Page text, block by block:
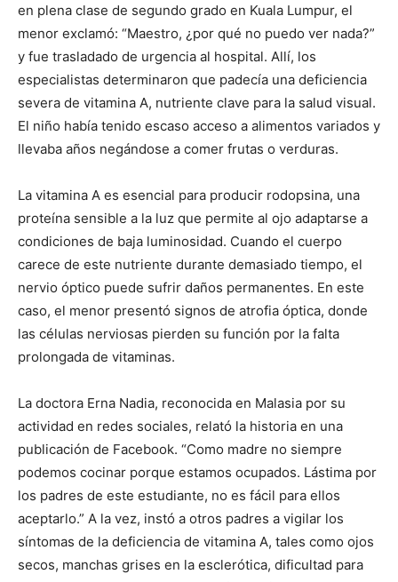
en plena clase de segundo grado en Kuala Lumpur, el
menor exclamó: “Maestro, ¿por qué no puedo ver nada?”
y fue trasladado de urgencia al hospital. Allí, los
especialistas determinaron que padecía una deficiencia
severa de vitamina A, nutriente clave para la salud visual.
El niño había tenido escaso acceso a alimentos variados y
llevaba años negándose a comer frutas o verduras.
La vitamina A es esencial para producir rodopsina, una
proteína sensible a la luz que permite al ojo adaptarse a
condiciones de baja luminosidad. Cuando el cuerpo
carece de este nutriente durante demasiado tiempo, el
nervio óptico puede sufrir daños permanentes. En este
caso, el menor presentó signos de atrofia óptica, donde
las células nerviosas pierden su función por la falta
prolongada de vitaminas.
La doctora Erna Nadia, reconocida en Malasia por su
actividad en redes sociales, relató la historia en una
publicación de Facebook. “Como madre no siempre
podemos cocinar porque estamos ocupados. Lástima por
los padres de este estudiante, no es fácil para ellos
aceptarlo.” A la vez, instó a otros padres a vigilar los
síntomas de la deficiencia de vitamina A, tales como ojos
secos, manchas grises en la esclerótica, dificultad para